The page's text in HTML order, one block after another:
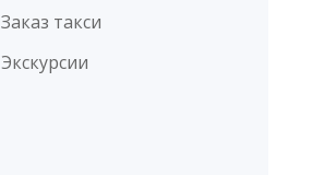
Заказ такси
Экскурсии